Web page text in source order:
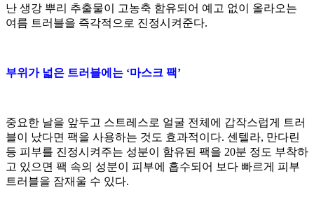
난 생강 뿌리 추출물이 고농축 함유되어 예고 없이 올라오는
여름 트러블을 즉각적으로 진정시켜준다.
부위가 넓은 트러블에는 ‘마스크 팩’
중요한 날을 앞두고 스트레스로 얼굴 전체에 갑작스럽게 트러
블이 났다면 팩을 사용하는 것도 효과적이다. 센텔라, 만다린
등 피부를 진정시켜주는 성분이 함유된 팩을 20분 정도 부착하
고 있으면 팩 속의 성분이 피부에 흡수되어 보다 빠르게 피부
트러블을 잠재울 수 있다.